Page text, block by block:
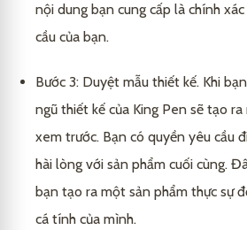
nội dung bạn cung cấp là chính
cầu của bạn.
Bước 3: Duyệt mẫu thiết kế. Khi
ngũ thiết kế của King Pen sẽ tạo
xem trước. Bạn có quyền yêu cầu
hài lòng với sản phẩm cuối cùng.
bạn tạo ra một sản phẩm thực sự
cá tính của mình.